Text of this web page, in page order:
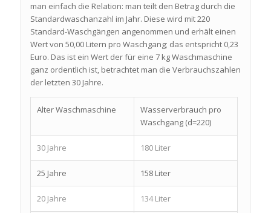
man einfach die Relation: man teilt den Betrag durch die
Standardwaschanzahl im Jahr. Diese wird mit 220
Standard-Waschgängen angenommen und erhält einen
Wert von 50,00 Litern pro Waschgang; das entspricht 0,23
Euro. Das ist ein Wert der für eine 7 kg Waschmaschine
ganz ordentlich ist, betrachtet man die Verbrauchszahlen
der letzten 30 Jahre.
Alter Waschmaschine
Wasserverbrauch pro
Waschgang (d=220)
30 Jahre 180 Liter
25 Jahre 158 Liter
20 Jahre 134 Liter